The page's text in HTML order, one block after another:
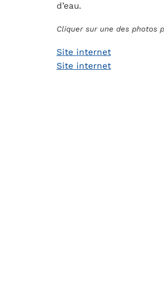
d’eau.
Cliquer sur une des photos
Site internet
Site internet